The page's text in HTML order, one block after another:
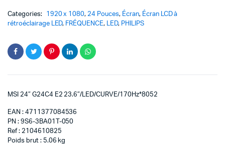
Categories: 1920 x 1080,24 Pouces, Écran, Écran LCD à
rétroéclairage LED, FRÉQUENCE, LED, PHILIPS
MSI 24″ G24C4 E2 23.6″/LED/CURVE/170Hz*8052
EAN : 4711377084536
PN : 9S6-3BA01T-050
Ref : 2104610825
Poids brut : 5.06 kg